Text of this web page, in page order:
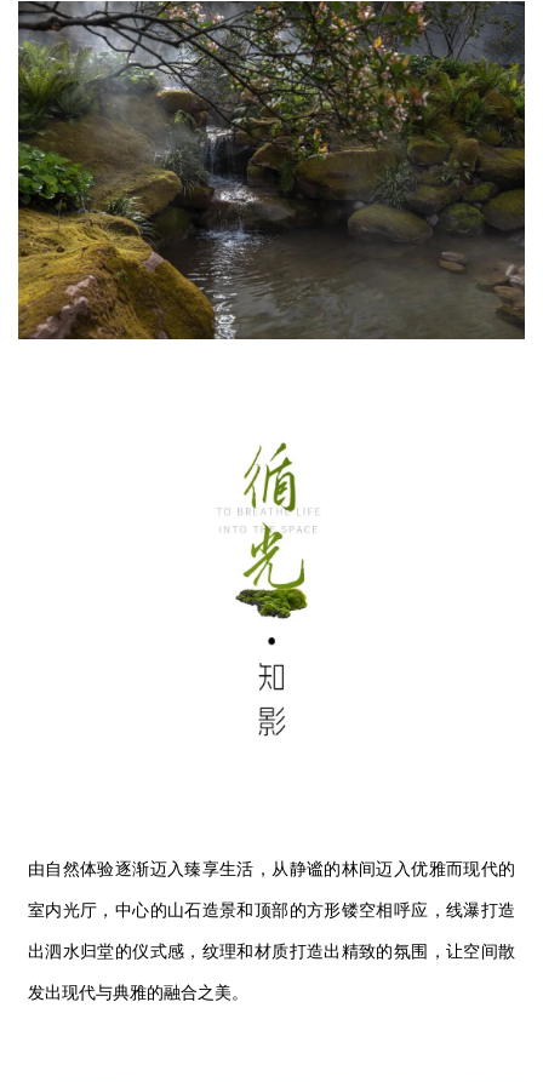
由自然体验逐渐迈入臻享生活，从静谧的林间迈入优雅而现代的
室内光厅，中心的山石造景和顶部的方形镂空相呼应，线瀑打造
出泗水归堂的仪式感，纹理和材质打造出精致的氛围，让空间散
发出现代与典雅的融合之美。